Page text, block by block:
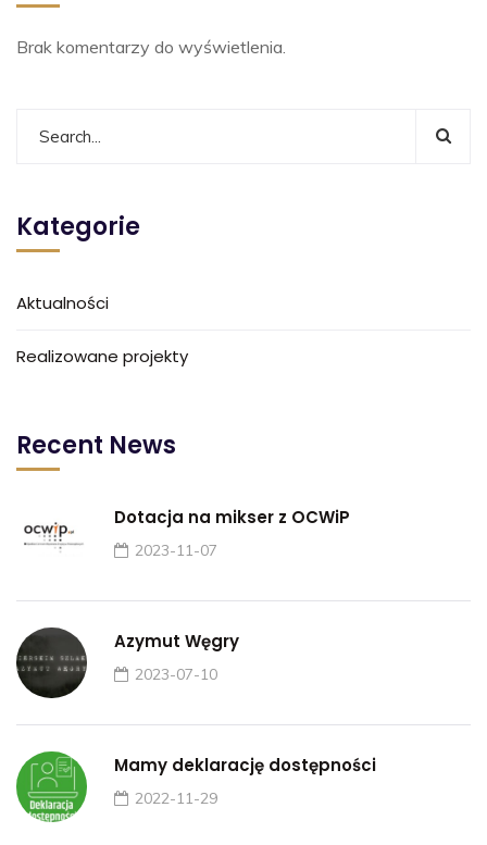
Brak komentarzy do wyświetlenia.
Kategorie
Aktualności
Realizowane projekty
Recent News
Dotacja na mikser z OCWiP
2023-11-07
Azymut Węgry
2023-07-10
Mamy deklarację dostępności
2022-11-29